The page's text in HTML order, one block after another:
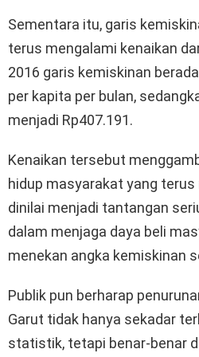
Sementara itu, garis
terus mengalami kenaikan
2016 garis kemiskinan
per kapita per bulan,
menjadi Rp407.191.
Kenaikan tersebut
hidup masyarakat yang
dinilai menjadi tantangan
dalam menjaga daya beli
menekan angka kemiskinan
Publik pun berharap
Garut tidak hanya sekadar
statistik, tetapi benar-benar